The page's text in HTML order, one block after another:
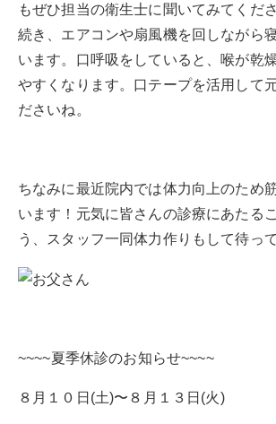
もぜひ担当の衛生士に聞いてみてくだ
続き、エアコンや扇風機を回しながら
います。口呼吸をしていると、喉が乾
やすくなります。口テープを活用して
ださいね。
ちなみに最近院内では体力向上のため
います！元気に皆さんの診療にあたる
う、スタッフ一同体力作りもして待っ
~~~~夏季休診のお知らせ~~~~
８月１０日(土)〜８月１３日(火)